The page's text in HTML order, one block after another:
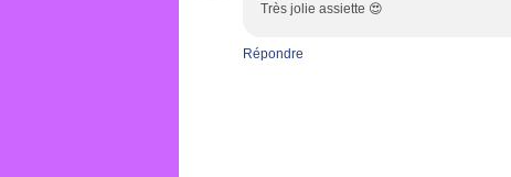
Très jolie assiette 😍
Répondre